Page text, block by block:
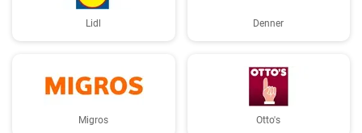
Lidl Denner
Migros Otto's